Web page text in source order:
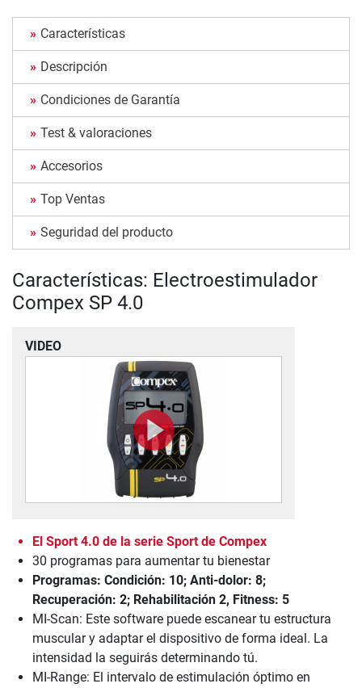
Características
Descripción
Condiciones de Garantía
Test & valoraciones
Accesorios
Top Ventas
Seguridad del producto
Características: Electroestimulador
Compex SP 4.0
VIDEO
El Sport 4.0 de la serie Sport de Compex
30 programas para aumentar tu bienestar
Programas: Condición: 10; Anti-dolor: 8;
Recuperación: 2; Rehabilitación 2, Fitness: 5
MI-Scan: Este software puede escanear tu estructura
muscular y adaptar el dispositivo de forma ideal. La
intensidad la seguirás determinando tú.
MI-Range: El intervalo de estimulación óptimo en